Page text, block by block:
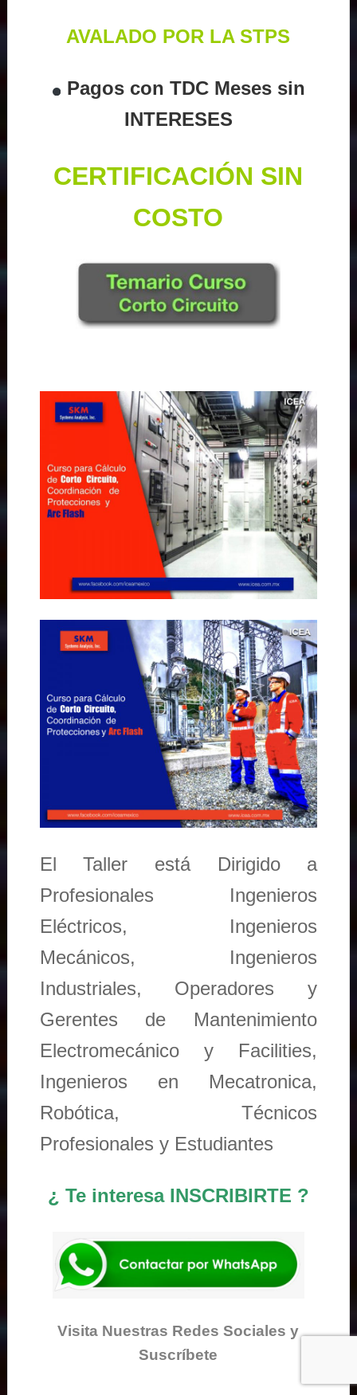
AVALADO POR LA STPS
Pagos con TDC Meses sin
INTERESES
CERTIFICACIÓN SIN
COSTO
El Taller está Dirigido a
Profesionales Ingenieros
Eléctricos, Ingenieros
Mecánicos, Ingenieros
Industriales, Operadores y
Gerentes de Mantenimiento
Electromecánico y Facilities,
Ingenieros en Mecatronica,
Robótica, Técnicos
Profesionales y Estudiantes
¿ Te interesa INSCRIBIRTE ?
Visita Nuestras Redes Sociales y
Suscríbete